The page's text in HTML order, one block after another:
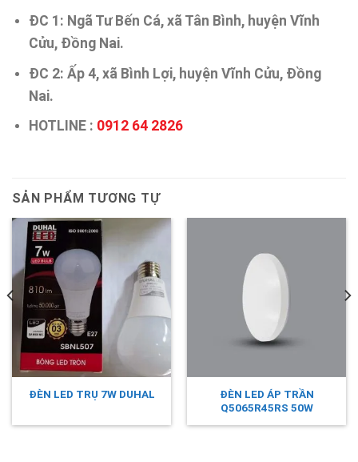
ĐC 1: Ngã Tư Bến Cá, xã Tân Bình, huyện Vĩnh
Cửu, Đồng Nai.
ĐC 2: Ấp 4, xã Bình Lợi, huyện Vĩnh Cửu, Đồng
Nai.
HOTLINE : 0912 64 2826
SẢN PHẨM TƯƠNG TỰ
ĐÈN LED TRỤ 7W DUHAL
ĐÈN LED ÁP TRẦN
Q5065R45RS 50W